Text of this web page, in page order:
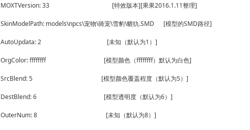
MOXTVersion: 33 [特效版本][果果2016.1.11整理]
SkinModelPath: models\npcs\宠物\骑宠\雪豹\貔犰.SMD [模型的SMD路径]
AutoUpdata: 2 [未知（默认为1）]
OrgColor: ffffffff [模型颜色（ffffffff）默认为白色]
SrcBlend: 5 [模型颜色覆盖程度（默认为5）]
DestBlend: 6 [模型透明度（默认为6）]
OuterNum: 8 [未知（默认为8）]